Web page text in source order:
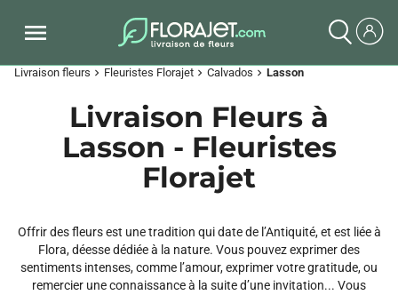
Livraison fleurs chevron_right Fleuristes Florajet chevron_right Calvados chevron_right Lasson
Livraison Fleurs à
Lasson - Fleuristes
Florajet
Offrir des fleurs est une tradition qui date de l’Antiquité, et est liée à
Flora, déesse dédiée à la nature. Vous pouvez exprimer des
sentiments intenses, comme l’amour, exprimer votre gratitude, ou
remercier une connaissance à la suite d’une invitation... Vous